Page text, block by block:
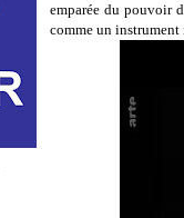
emparée du pouvoir
comme un